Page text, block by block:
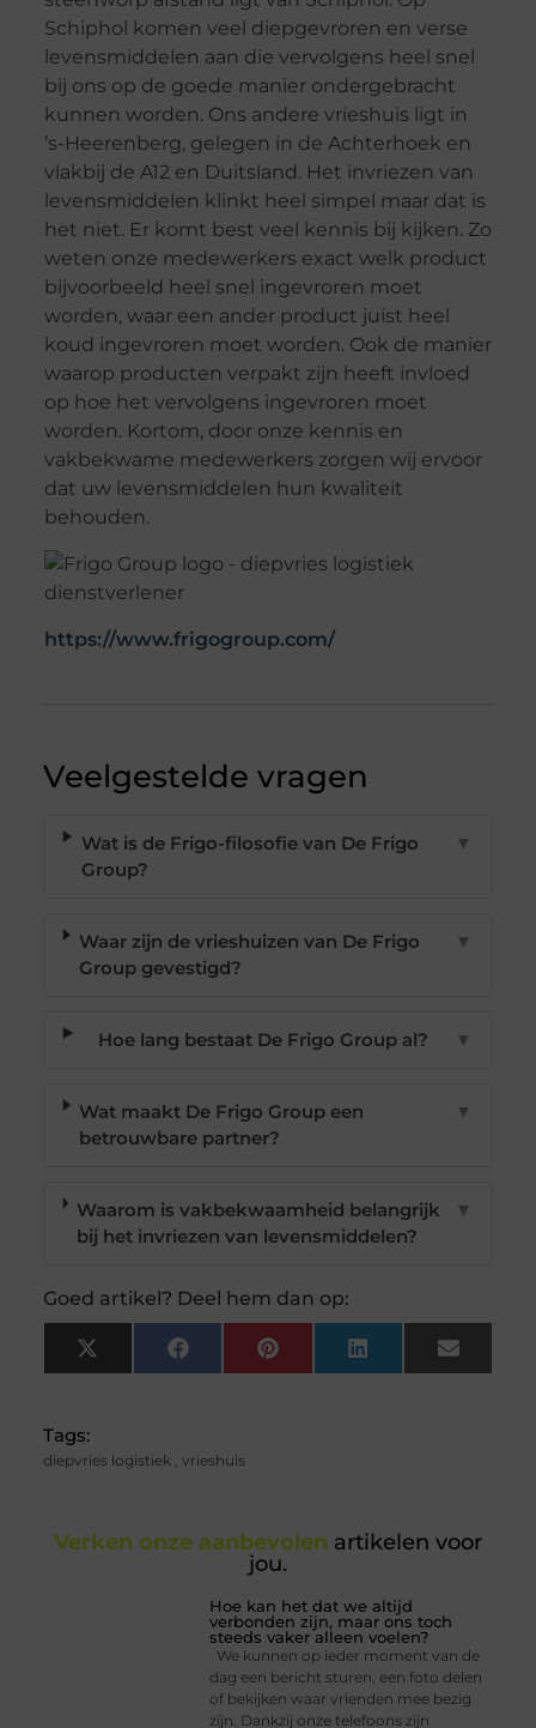
Schiphol komen veel diepgevroren en verse
levensmiddelen aan die vervolgens heel snel
bij ons op de goede manier ondergebracht
kunnen worden. Ons andere vrieshuis ligt in
’s-Heerenberg, gelegen in de Achterhoek en
vlakbij de A12 en Duitsland. Het invriezen van
levensmiddelen klinkt heel simpel maar dat is
het niet. Er komt best veel kennis bij kijken. Zo
weten onze medewerkers exact welk product
bijvoorbeeld heel snel ingevroren moet
worden, waar een ander product juist heel
koud ingevroren moet worden. Ook de manier
waarop producten verpakt zijn heeft invloed
op hoe het vervolgens ingevroren moet
worden. Kortom, door onze kennis en
vakbekwame medewerkers zorgen wij ervoor
dat uw levensmiddelen hun kwaliteit
behouden.
https://www.frigogroup.com/
Veelgestelde vragen
Wat is de Frigo-filosofie van De Frigo
Group?
▼
Waar zijn de vrieshuizen van De Frigo
Group gevestigd?
▼
Hoe lang bestaat De Frigo Group al? ▼
Wat maakt De Frigo Group een
betrouwbare partner?
▼
Waarom is vakbekwaamheid belangrijk
bij het invriezen van levensmiddelen?
▼
Goed artikel? Deel hem dan op:
X
(Twitter)
FacebookPinterest LinkedIn Email
Tags:
diepvries logistiek, vrieshuis
Verken onze aanbevolen artikelen voor
jou.
Hoe kan het dat we altijd
verbonden zijn, maar ons toch
steeds vaker alleen voelen?
We kunnen op ieder moment van de
dag een bericht sturen, een foto delen
of bekijken waar vrienden mee bezig
zijn. Dankzij onze telefoons zijn